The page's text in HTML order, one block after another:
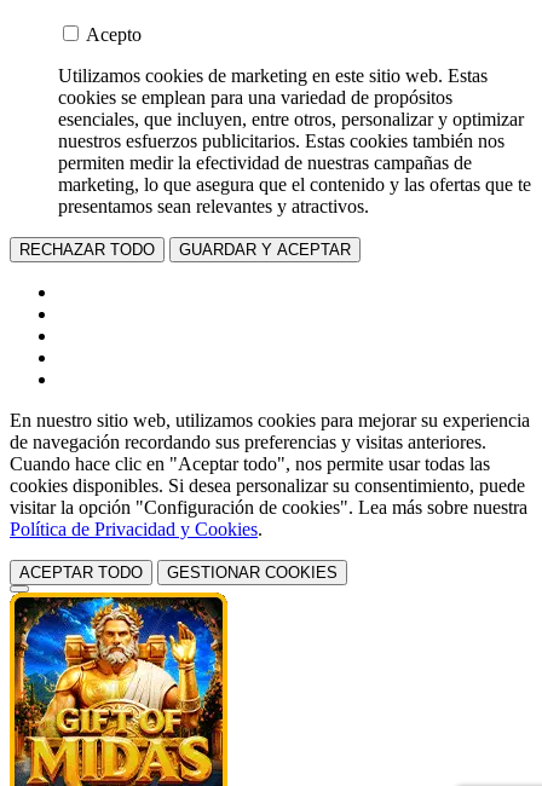
Acepto
Utilizamos cookies de marketing en este sitio web. Estas
cookies se emplean para una variedad de propósitos
esenciales, que incluyen, entre otros, personalizar y optimizar
nuestros esfuerzos publicitarios. Estas cookies también nos
permiten medir la efectividad de nuestras campañas de
marketing, lo que asegura que el contenido y las ofertas que te
presentamos sean relevantes y atractivos.
RECHAZAR TODO GUARDAR Y ACEPTAR
En nuestro sitio web, utilizamos cookies para mejorar su experiencia
de navegación recordando sus preferencias y visitas anteriores.
Cuando hace clic en "Aceptar todo", nos permite usar todas las
cookies disponibles. Si desea personalizar su consentimiento, puede
visitar la opción "Configuración de cookies". Lea más sobre nuestra
Política de Privacidad y Cookies.
ACEPTAR TODO GESTIONAR COOKIES